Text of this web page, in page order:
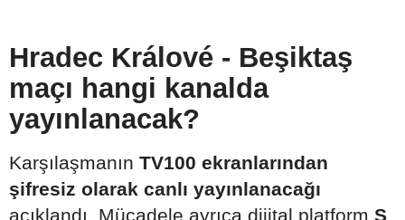
Hradec Králové - Beşiktaş
maçı hangi kanalda
yayınlanacak?
Karşılaşmanın TV100 ekranlarından
şifresiz olarak canlı yayınlanacağı
açıklandı. Mücadele ayrıca dijital platform S